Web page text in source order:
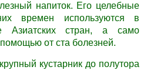
напиток. Его целебные
времен используются в
Азиатских стран, а само
от ста болезней.
кустарник до полутора